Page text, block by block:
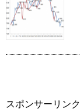
スポンサーリンク